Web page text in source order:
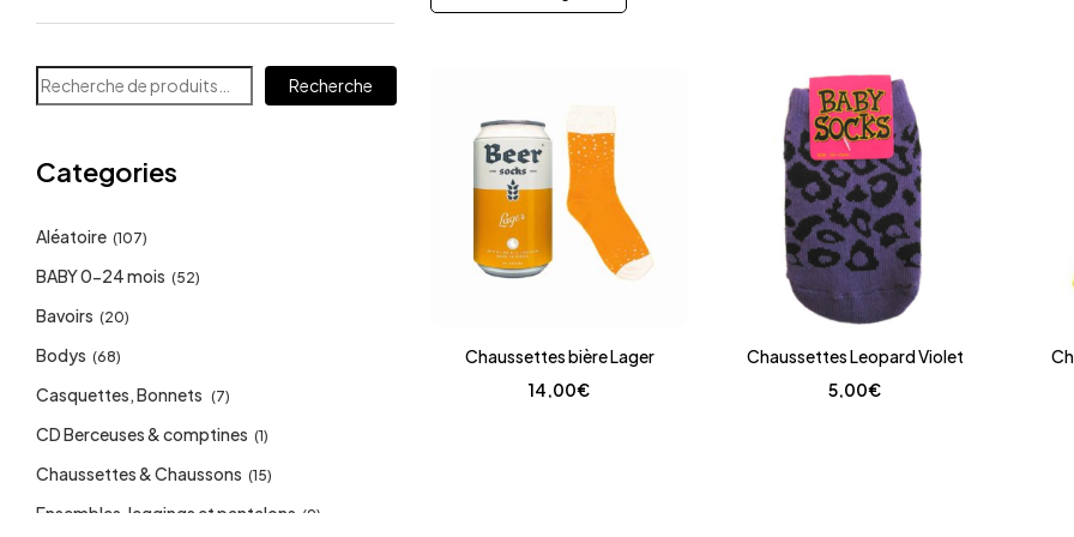
Recherche
Categories
Aléatoire (107)
BABY 0-24 mois (52)
Bavoirs (20)
Bodys (68)
Casquettes, Bonnets (7)
CD Berceuses & comptines (1)
Chaussettes & Chaussons (15)
Ensembles, leggings et pantalons (9)
Chaussettes bière Lager
14,00€
Chaussettes Leopard Violet
5,00€